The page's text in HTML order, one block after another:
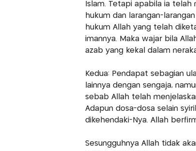
Islam. Tetapi apabila ia
hukum dan larangan-
hukum Allah yang telah
imannya. Maka wajar bila
azab yang kekal dalam
Kedua: Pendapat sebagian
lainnya dengan sengaja,
sebab Allah telah
Adapun dosa-dosa selain
dikehendaki-Nya. Allah
Sesungguhnya Allah tidak